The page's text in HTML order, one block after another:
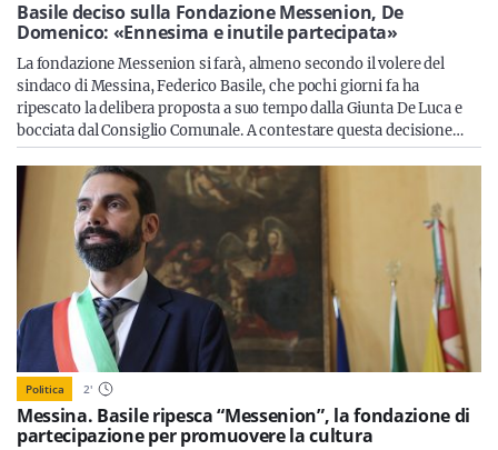
Servizi
Resta sempre aggiornato con le ultime news, iscriviti alla
nostra newsletter
Iscriviti
Basile deciso sulla Fondazione Messenion, De
Domenico: «Ennesima e inutile partecipata»
La fondazione Messenion si farà, almeno secondo il volere del
sindaco di Messina, Federico Basile, che pochi giorni fa ha
ripescato la delibera proposta a suo tempo dalla Giunta De Luca e
bocciata dal Consiglio Comunale. A contestare questa decisione…
Politica 2'
Messina. Basile ripesca “Messenion”, la fondazione di
partecipazione per promuovere la cultura